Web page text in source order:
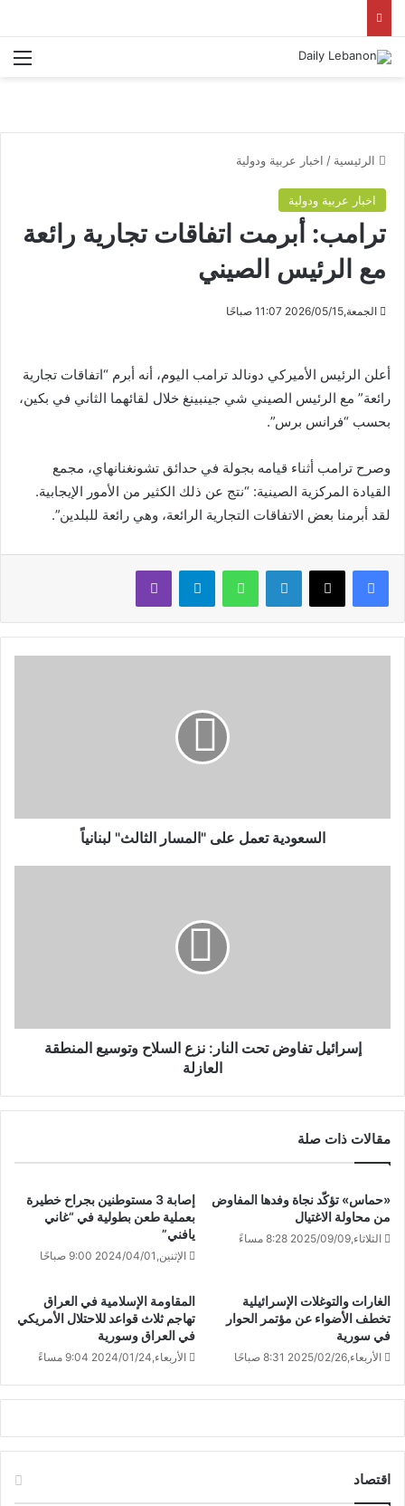
الرئيسية / اخبار عربية ودولية
اخبار عربية ودولية
ترامب: أبرمت اتفاقات تجارية رائعة
مع الرئيس الصيني
الجمعة,2026/05/15 11:07 صباحًا
أعلن الرئيس الأميركي دونالد ترامب اليوم، أنه أبرم “اتفاقات تجارية
رائعة” مع الرئيس الصيني شي جينبينغ خلال لقائهما الثاني في بكين،
بحسب “فرانس برس”.
وصرح ترامب أثناء قيامه بجولة في حدائق تشونغنانهاي، مجمع
القيادة المركزية الصينية: “نتج عن ذلك الكثير من الأمور الإيجابية.
لقد أبرمنا بعض الاتفاقات التجارية الرائعة، وهي رائعة للبلدين”.
لينكدإن واتساب تيلقرام ڤايبر
السعودية تعمل على "المسار الثالث" لبنانياً
إسرائيل تفاوض تحت النار: نزع السلاح وتوسيع المنطقة
العازلة
مقالات ذات صلة
«حماس» تؤكّد نجاة وفدها المفاوض
من محاولة الاغتيال
الثلاثاء,2025/09/09 8:28 مساءً
إصابة 3 مستوطنين بجراح خطيرة
بعملية طعن بطولية في “غاني
يافني”
الإثنين,2024/04/01 9:00 صباحًا
الغارات والتوغلات الإسرائيلية
تخطف الأضواء عن مؤتمر الحوار
في سورية
الأربعاء,2025/02/26 8:31 صباحًا
المقاومة الإسلامية في العراق
تهاجم ثلاث قواعد للاحتلال الأمريكي
في العراق وسورية
الأربعاء,2024/01/24 9:04 مساءً
اقتصاد